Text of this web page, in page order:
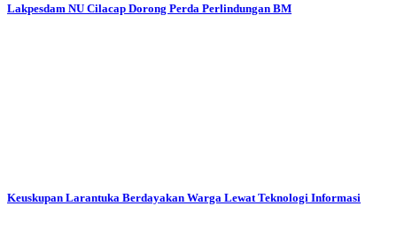
Lakpesdam NU Cilacap Dorong Perda Perlindungan BM
Keuskupan Larantuka Berdayakan Warga Lewat Teknologi Informasi